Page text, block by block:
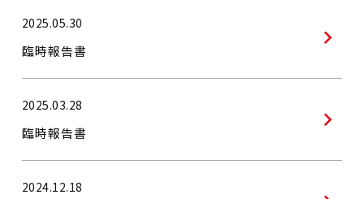
2025.05.30
臨時報告書
2025.03.28
臨時報告書
2024.12.18